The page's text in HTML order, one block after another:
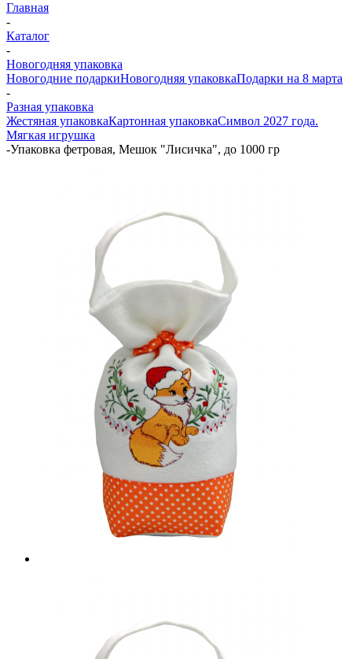
Главная
-
Каталог
-
Новогодняя упаковка
Новогодние подаркиНовогодняя упаковкаПодарки на 8 марта
-
Разная упаковка
Жестяная упаковкаКартонная упаковкаСимвол 2027 года.
Мягкая игрушка
-Упаковка фетровая, Мешок "Лисичка", до 1000 гр